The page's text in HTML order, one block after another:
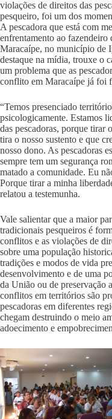
violações de direitos das
pesqueiro, foi um dos
A pescadora que está com
enfrentamento ao
Maracaípe, no município de
destaque na mídia, trouxe o
um problema que as
conflito em Maracaípe já foi
“Temos presenciado
psicologicamente. Estamos
das pescadoras, porque tirar
tira o nosso sustento e que
nosso dono. As pescadoras
sempre tem um segurança
matado a comunidade. Eu
Porque tirar a minha
relatou a testemunha.
Vale salientar que a maior
tradicionais pesqueiros é
conflitos e as violações de
sobre uma população
tradições e modos de vida
desenvolvimento e de uma
da União ou de preservação
conflitos em territórios são
pescadoras em diferentes
chegam destruindo o meio
adoecimento e